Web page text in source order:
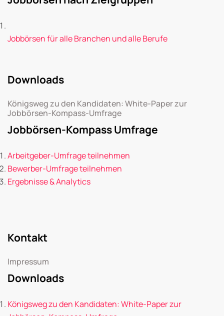
Jobbörsen für alle Branchen und alle Berufe
Downloads
Königsweg zu den Kandidaten: White-Paper zur
Jobbörsen-Kompass-Umfrage
Jobbörsen-Kompass Umfrage
Arbeitgeber-Umfrage teilnehmen
Bewerber-Umfrage teilnehmen
Ergebnisse & Analytics
Kontakt
Impressum
Downloads
Königsweg zu den Kandidaten: White-Paper zur